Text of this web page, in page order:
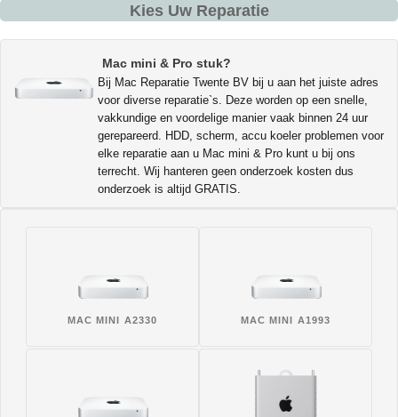
Kies Uw Reparatie
Mac mini & Pro stuk?
Bij Mac Reparatie Twente BV bij u aan het juiste adres
voor diverse reparatie`s. Deze worden op een snelle,
vakkundige en voordelige manier vaak binnen 24 uur
gerepareerd. HDD, scherm, accu koeler problemen voor
elke reparatie aan u Mac mini & Pro kunt u bij ons
terrecht. Wij hanteren geen onderzoek kosten dus
onderzoek is altijd GRATIS.
MAC MINI A2330 MAC MINI A1993